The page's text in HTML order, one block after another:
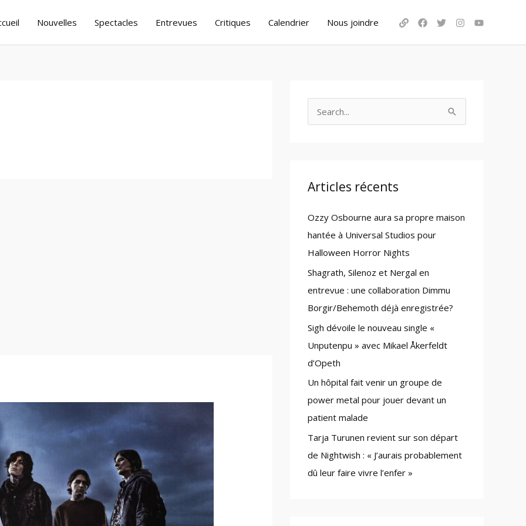
Nouvelles Spectacles Entrevues Critiques Calendrier Nous joindre
c
f
o
r
:
Articles récents
Ozzy Osbourne aura sa propre maison
hantée à Universal Studios pour
Halloween Horror Nights
Shagrath, Silenoz et Nergal en
entrevue : une collaboration Dimmu
Borgir/Behemoth déjà enregistrée?
Sigh dévoile le nouveau single «
Unputenpu » avec Mikael Åkerfeldt
d’Opeth
Un hôpital fait venir un groupe de
power metal pour jouer devant un
patient malade
Tarja Turunen revient sur son départ
de Nightwish : « J’aurais probablement
dû leur faire vivre l’enfer »